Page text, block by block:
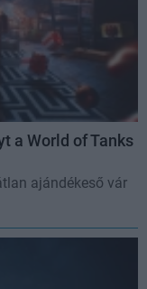
a World of Tanks
ajándékeső vár